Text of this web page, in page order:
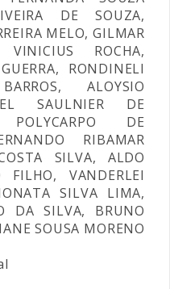
DE SOUZA,
MELO, GILMAR
VINICIUS ROCHA,
RONDINELI
ALOYSIO
SAULNIER DE
POLYCARPO DE
RIBAMAR
SILVA, ALDO
FILHO, VANDERLEI
SILVA LIMA,
DA SILVA, BRUNO
SOUSA MORENO